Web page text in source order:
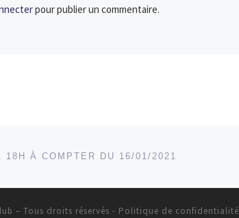
pour publier un commentaire.
18H À COMPTER DU 16/01/2021
– Tous droits réservés - Politique de confidentialité